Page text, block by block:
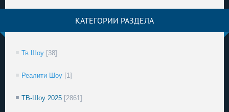
КАТЕГОРИИ РАЗДЕЛА
Тв Шоу [38]
Реалити Шоу [1]
ТВ-Шоу 2025 [2861]